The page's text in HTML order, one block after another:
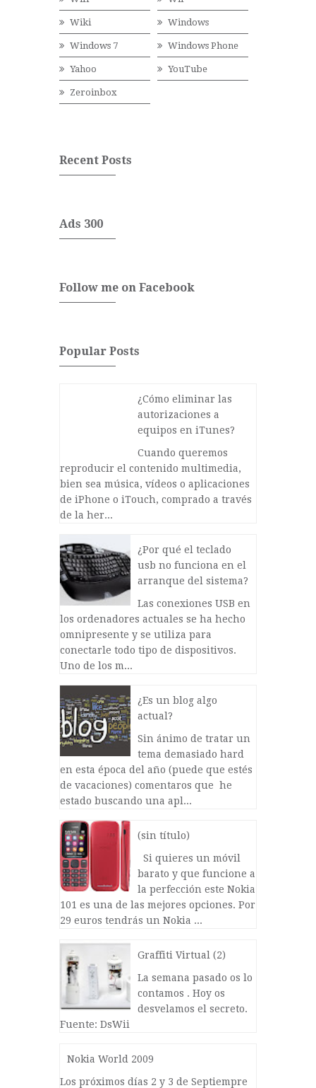
Wiki Windows
Windows 7 Windows Phone
Yahoo YouTube
Zeroinbox
Recent Posts
Ads 300
Follow me on Facebook
Popular Posts
¿Cómo eliminar las
autorizaciones a
equipos en iTunes?
Cuando queremos
reproducir el contenido multimedia,
bien sea música, vídeos o aplicaciones
de iPhone o iTouch, comprado a través
de la her...
¿Por qué el teclado
usb no funciona en el
arranque del sistema?
Las conexiones USB en
los ordenadores actuales se ha hecho
omnipresente y se utiliza para
conectarle todo tipo de dispositivos.
Uno de los m...
¿Es un blog algo
actual?
Sin ánimo de tratar un
tema demasiado hard
en esta época del año (puede que estés
de vacaciones) comentaros que he
estado buscando una apl...
(sin título)
Si quieres un móvil
barato y que funcione a
la perfección este Nokia
101 es una de las mejores opciones. Por
29 euros tendrás un Nokia ...
Graffiti Virtual (2)
La semana pasado os lo
contamos . Hoy os
desvelamos el secreto.
Fuente: DsWii
Nokia World 2009
Los próximos días 2 y 3 de Septiempre